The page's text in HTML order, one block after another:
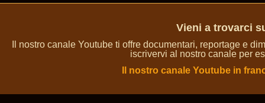
Vieni a trovarci
Il nostro canale Youtube ti offre documentari, reportage e
iscrivervi al nostro canale per
Il nostro canale Youtube in